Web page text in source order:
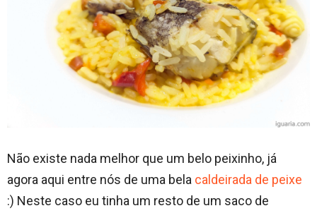
Não existe nada melhor que um belo peixinho, já
agora aqui entre nós de uma bela caldeirada de peixe
:) Neste caso eu tinha um resto de um saco de